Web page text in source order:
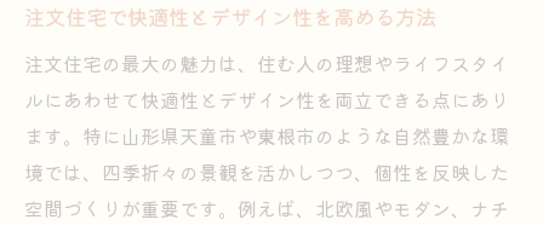
注文住宅で快適性とデザイン性を高める方法
注文住宅の最大の魅力は、住む人の理想やライフスタイ
ルにあわせて快適性とデザイン性を両立できる点にあり
ます。特に山形県天童市や東根市のような自然豊かな環
境では、四季折々の景観を活かしつつ、個性を反映した
空間づくりが重要です。例えば、北欧風やモダン、ナチ